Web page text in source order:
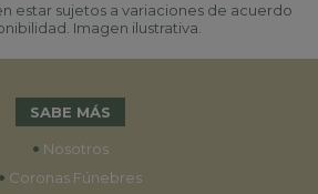
estar sujetos a variaciones de acuerdo
Imagen ilustrativa.
SABE MÁS
• Nosotros
• Coronas Fúnebres